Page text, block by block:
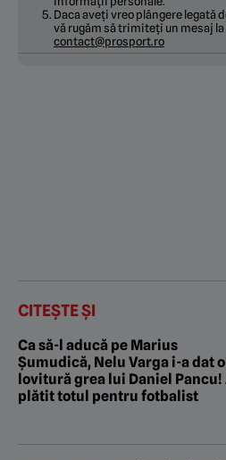
Daca aveți vreo plângere legată
vă rugăm să trimiteți un mesaj
contact@prosport.ro
CITEȘTE ȘI
Ca să-l aducă pe Marius
Șumudică, Nelu Varga i-a dat o
lovitură grea lui Daniel Pancu!
plătit totul pentru fotbalist